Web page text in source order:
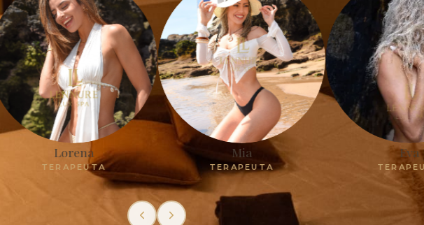
TERAPEUTA